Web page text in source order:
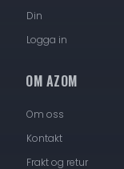
Din
Logga in
OM AZOM
Om oss
Kontakt
Frakt og retur